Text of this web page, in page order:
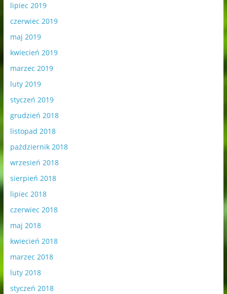
lipiec 2019
czerwiec 2019
maj 2019
kwiecień 2019
marzec 2019
luty 2019
styczeń 2019
grudzień 2018
listopad 2018
październik 2018
wrzesień 2018
sierpień 2018
lipiec 2018
czerwiec 2018
maj 2018
kwiecień 2018
marzec 2018
luty 2018
styczeń 2018